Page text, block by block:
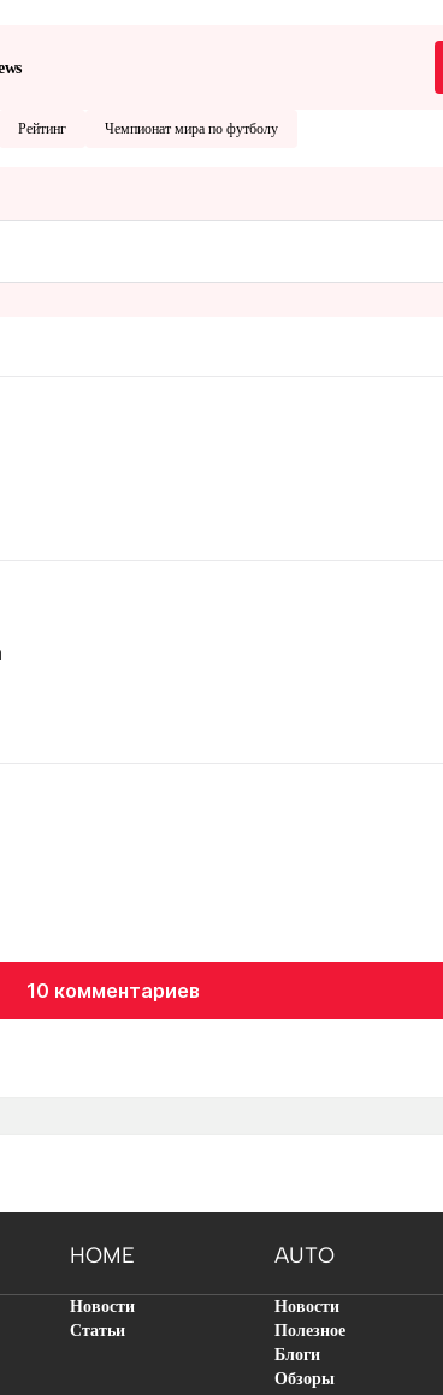
Рейтинг Чемпионат мира по футболу
10 комментариев
HOME AUTO
Новости
Статьи
Новости
Полезное
Блоги
Обзоры